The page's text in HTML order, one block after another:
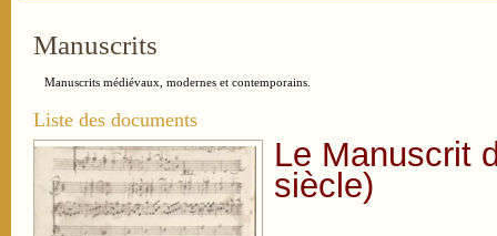
Manuscrits
Manuscrits médiévaux, modernes et contemporains.
Liste des documents
Le Manuscrit
siècle)